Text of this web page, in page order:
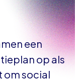
een
op als
om social